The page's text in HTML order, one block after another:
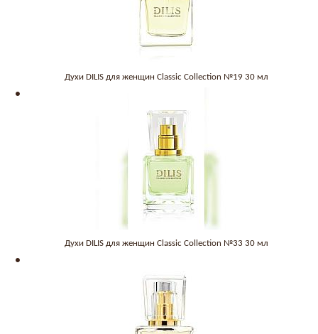
Духи DILIS для женщин Classic Collection №19 30 мл
Духи DILIS для женщин Classic Collection №33 30 мл